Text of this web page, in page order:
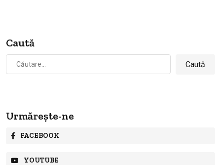
Caută
Caută
după:
Urmărește-ne
FACEBOOK
YOUTUBE